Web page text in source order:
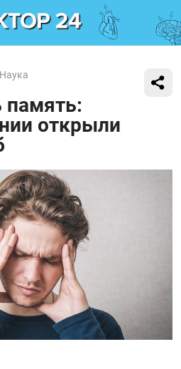
Наука
память:
открыли